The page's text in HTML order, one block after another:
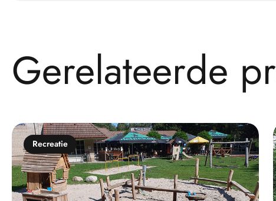
Gerelateerde pr
Recreatie